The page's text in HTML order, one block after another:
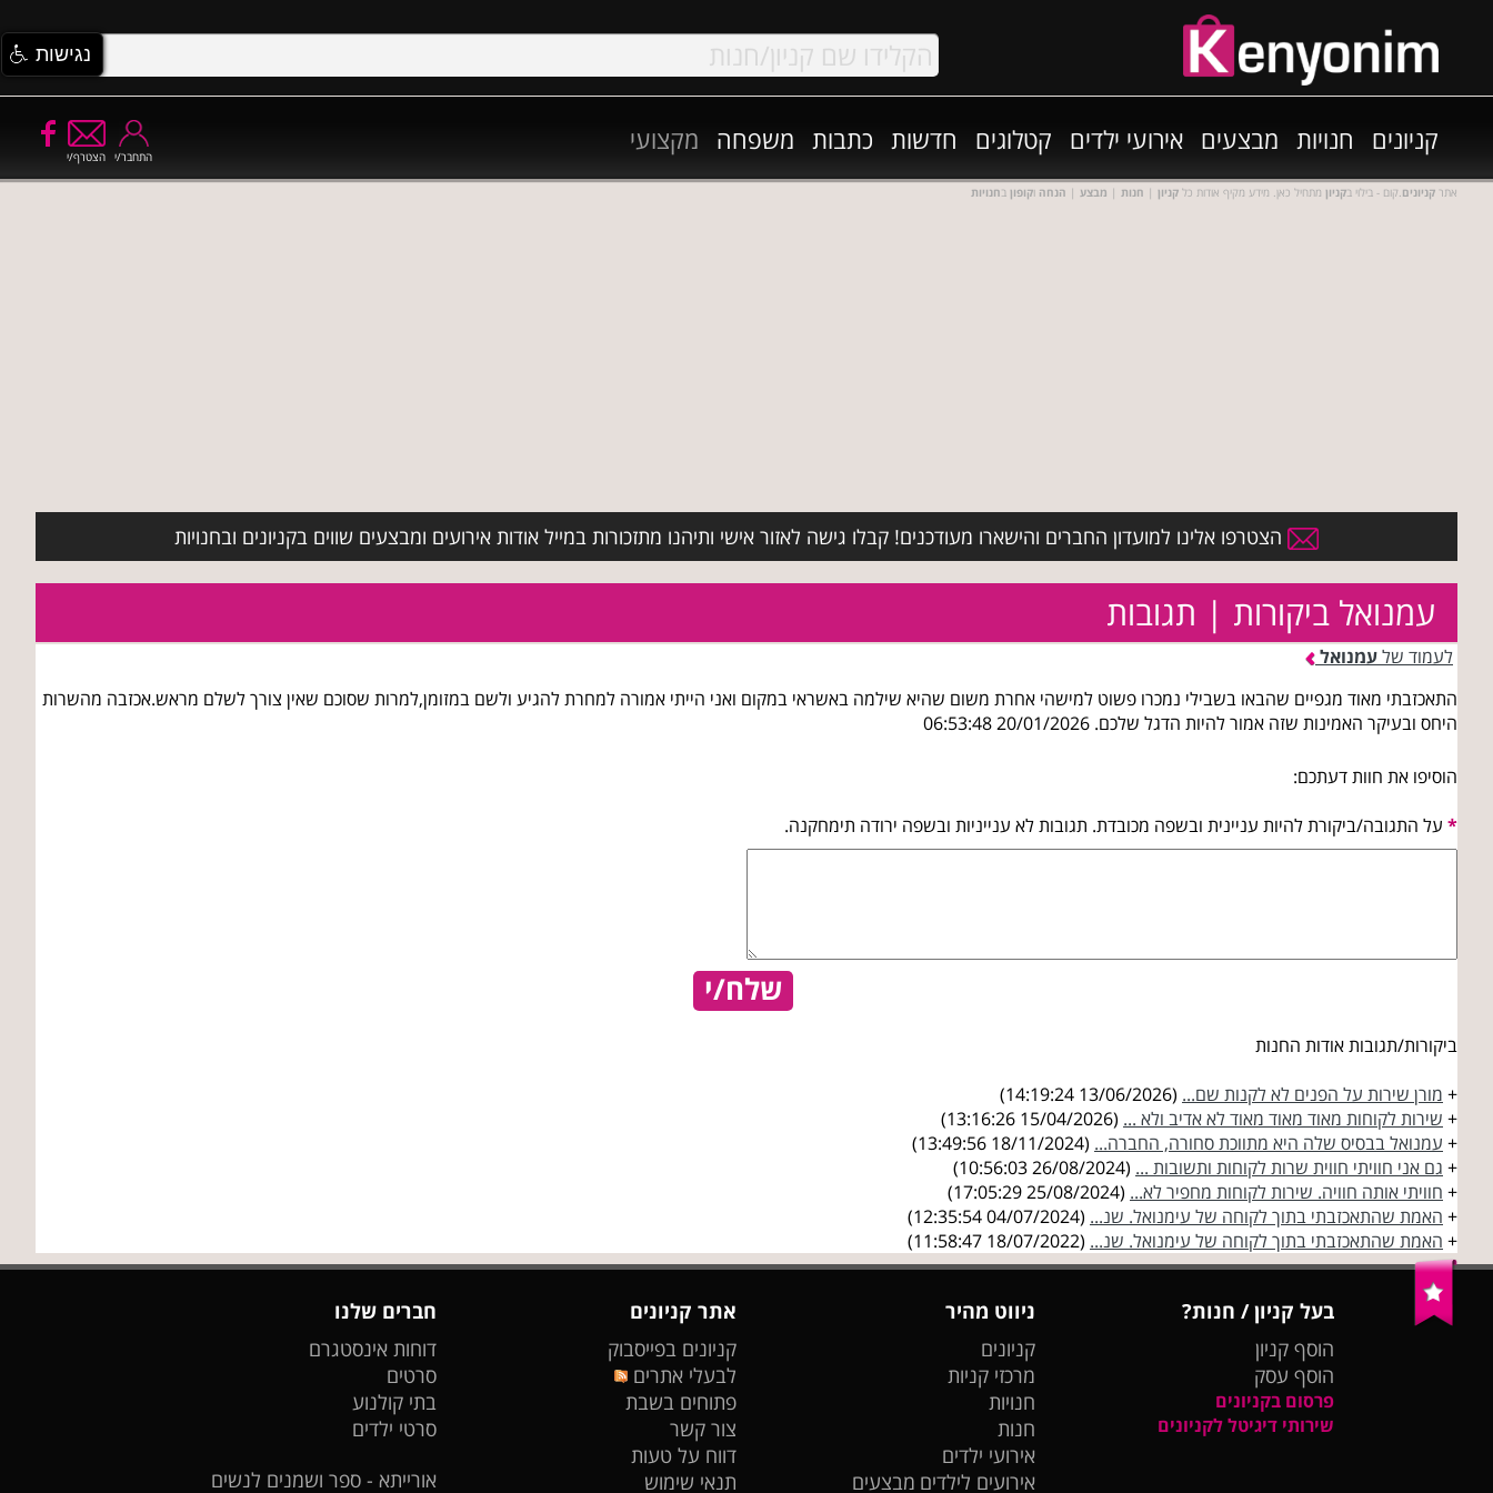
קניונים חנויות מבצעים אירועי ילדים קטלוגים חדשות כתבות משפחה מקצועי
הצטרף/י התחבר/י
אתר קניונים.קום - בילוי בקניון מתחיל כאן. מידע מקיף אודות כל קניון | חנות | מבצע | הנחה וקופון בחנויות
הצטרפו אלינו למועדון החברים והישארו מעודכנים! קבלו גישה לאזור אישי ותיהנו מתזכורות במייל אודות אירועים ומבצעים שווים בקניונים ובחנויות
עמנואל ביקורות | תגובות
לעמוד שלעמנואל
התאכזבתי מאוד מגפיים שהבאו בשבילי נמכרו פשוט למישהי אחרת משום שהיא שילמה באשראי במקום ואני הייתי אמורה למחרת להגיע ולשם במזומן,למרות שסוכם שאין צורך לשלם מראש.אכזבה מהשרות
היחס ובעיקר האמינות שזה אמור להיות הדגל שלכם. 20/01/2026 06:53:48
הוסיפו את חוות דעתכם:
* על התגובה/ביקורת להיות עניינית ובשפה מכובדת. תגובות לא ענייניות ובשפה ירודה תימחקנה.
שלח/י
ביקורות/תגובות אודות החנות
+ מורן שירות על הפנים לא לקנות שם... (13/06/2026 14:19:24)
+ שירות לקוחות מאוד מאוד מאוד לא אדיב ולא ... (15/04/2026 13:16:26)
+ עמנואל בבסיס שלה היא מתווכת סחורה, החברה... (18/11/2024 13:49:56)
+ גם אני חוויתי חווית שרות לקוחות ותשובות ... (26/08/2024 10:56:03)
+ חוויתי אותה חוויה. שירות לקוחות מחפיר לא... (25/08/2024 17:05:29)
+ האמת שהתאכזבתי בתוך לקוחה של עימנואל. שנ... (04/07/2024 12:35:54)
+ האמת שהתאכזבתי בתוך לקוחה של עימנואל. שנ... (18/07/2022 11:58:47)
בעל קניון / חנות?
הוסף קניון
הוסף עסק
פרסום בקניונים
שירותי דיגיטל לקניונים
ניווט מהיר
קניונים
מרכזי קניות
חנויות
חנות
אירועי ילדים
אירועים לילדים מבצעים
אתר קניונים
קניונים בפייסבוק
לבעלי אתרים
פתוחים בשבת
צור קשר
דווח על טעות
תנאי שימוש
חברים שלנו
דוחות אינסטגרם
סרטים
בתי קולנוע
סרטי ילדים
אורייתא - ספר ושמנים לנשים
נגישות